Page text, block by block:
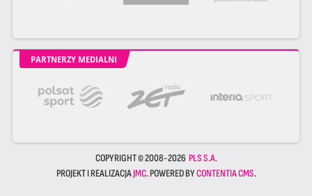
PARTNERZY MEDIALNI
COPYRIGHT © 2008-2026 PLS S.A.
PROJEKT I REALIZACJAJMC. POWERED BYCONTENTIA CMS.